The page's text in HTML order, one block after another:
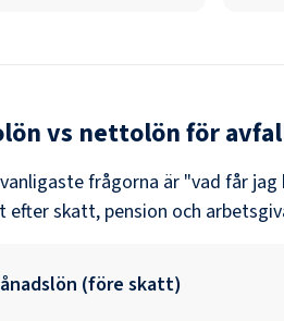
vs nettolön för
frågorna är "vad får
efter skatt, pension och
(före skatt)